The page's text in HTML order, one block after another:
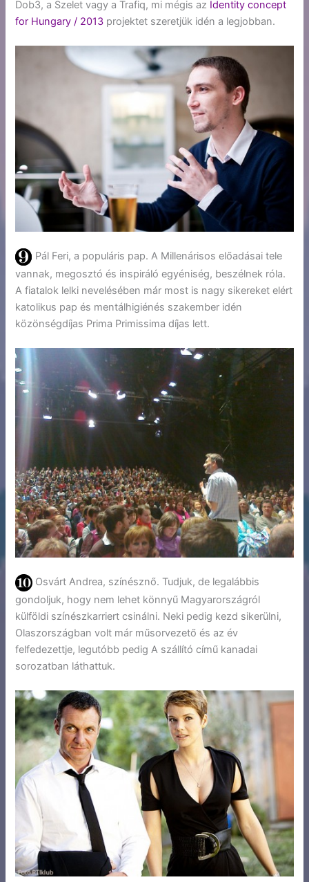
Dob3, a Szelet vagy a Trafiq, mi mégis az Identity concept
for Hungary / 2013 projektet szeretjük idén a legjobban.
Pál Feri, a populáris pap. A Millenárisos előadásai tele
vannak, megosztó és inspiráló egyéniség, beszélnek róla.
A fiatalok lelki nevelésében már most is nagy sikereket elért
katolikus pap és mentálhigiénés szakember idén
közönségdíjas Prima Primissima díjas lett.
Osvárt Andrea, színésznő. Tudjuk, de legalábbis
gondoljuk, hogy nem lehet könnyű Magyarországról
külföldi színészkarriert csinálni. Neki pedig kezd sikerülni,
Olaszországban volt már műsorvezető és az év
felfedezettje, legutóbb pedig A szállító című kanadai
sorozatban láthattuk.